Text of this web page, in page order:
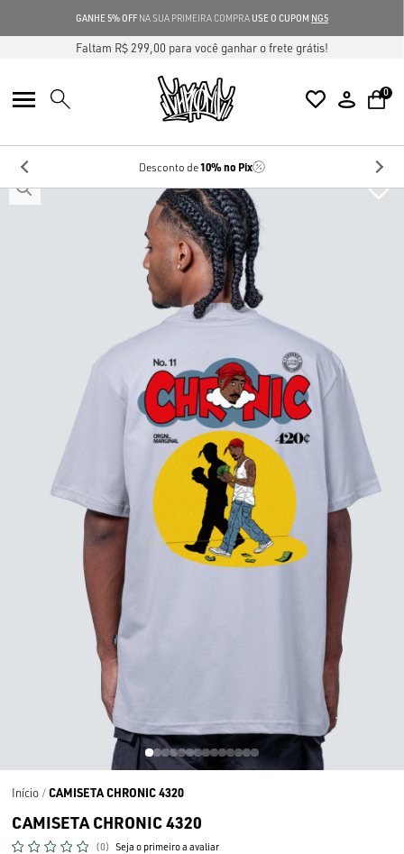
GANHE 5% OFFNA SUA PRIMEIRA COMPRA USE O CUPOM NG5
Faltam R$ 299,00 para você ganhar o frete grátis!
0
Desconto de10%no Pix
Início CAMISETA CHRONIC 4320
CAMISETA CHRONIC 4320
(0) Seja o primeiro a avaliar